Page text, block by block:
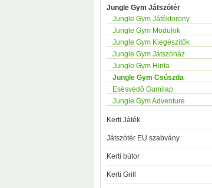
Jungle Gym Játszótér
Jungle Gym Játéktorony
Jungle Gym Modulok
Jungle Gym Kiegészítők
Jungle Gym Játszóház
Jungle Gym Hinta
Jungle Gym Csúszda
Esésvédő Gumilap
Jungle Gym Adventure
Kerti Játék
Játszótér EU szabvány
Kerti bútor
Kerti Grill